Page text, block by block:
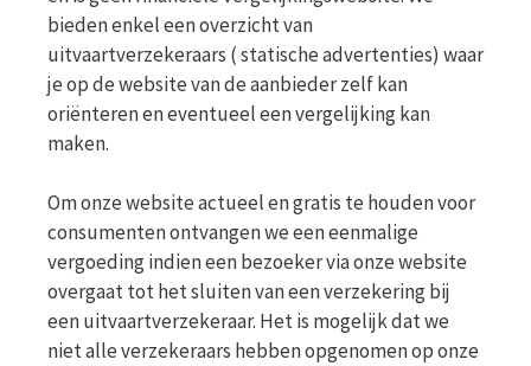
bieden enkel een overzicht van
uitvaartverzekeraars ( statische advertenties) waar
je op de website van de aanbieder zelf kan
oriënteren en eventueel een vergelijking kan
maken.
Om onze website actueel en gratis te houden voor
consumenten ontvangen we een eenmalige
vergoeding indien een bezoeker via onze website
overgaat tot het sluiten van een verzekering bij
een uitvaartverzekeraar. Het is mogelijk dat we
niet alle verzekeraars hebben opgenomen op onze